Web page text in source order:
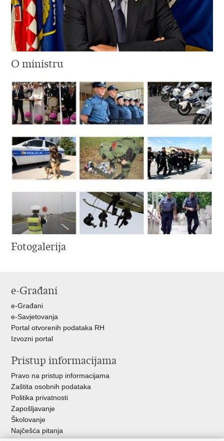
O ministru
Fotogalerija
e-Građani
e-Građani
e-Savjetovanja
Portal otvorenih podataka RH
Izvozni portal
Pristup informacijama
Pravo na pristup informacijama
Zaštita osobnih podataka
Politika privatnosti
Zapošljavanje
Školovanje
Najčešća pitanja